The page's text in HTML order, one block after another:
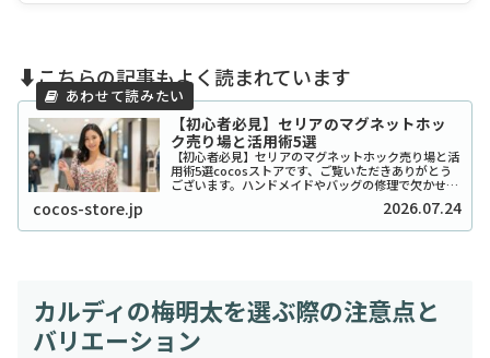
⬇️こちらの記事もよく読まれています
【初心者必見】セリアのマグネットホッ
ク売り場と活用術5選
【初心者必見】セリアのマグネットホック売り場と活
用術5選cocosストアです、ご覧いただきありがとう
ございます。ハンドメイドやバッグの修理で欠かせな
い「マグネットホック」ですが、いざセリアに行って
も「どこにあるの？」と迷ってしまう方が意外と...
cocos-store.jp 2026.07.24
カルディの梅明太を選ぶ際の注意点と
バリエーション